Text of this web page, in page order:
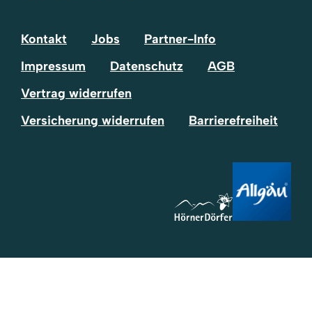
Kontakt Jobs
Partner-Info
Impressum
Datenschutz
AGB
Vertrag widerrufen
Versicherung widerrufen
Barrierefreiheit